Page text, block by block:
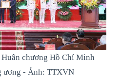
chương Hồ Chí Minh
ương - Ảnh: TTXVN